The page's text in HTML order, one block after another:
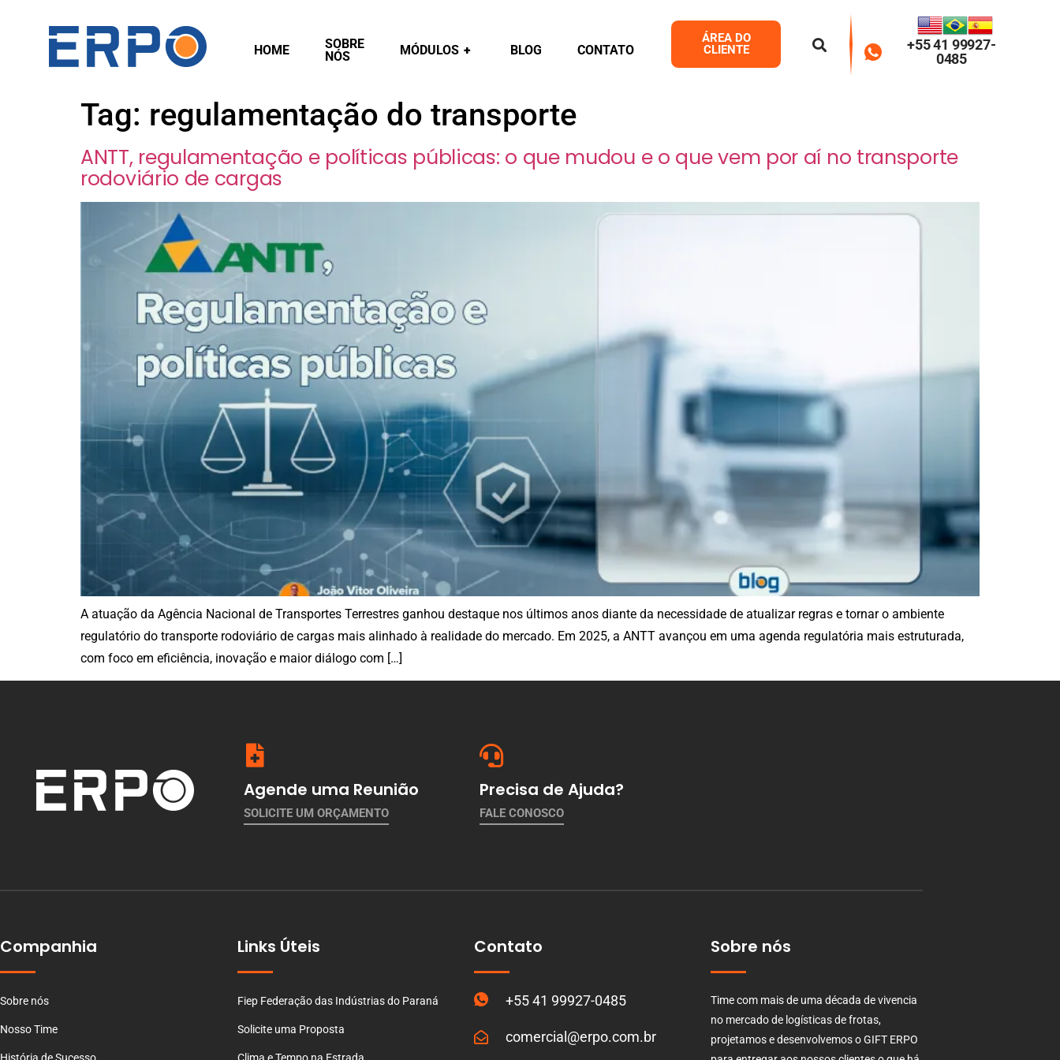
HOME
SOBRE
NÓS
MÓDULOS + BLOG CONTATO
ÁREA DO
CLIENTE
+55 41 99927-
0485
Tag: regulamentação do transporte
ANTT, regulamentação e políticas públicas: o que mudou e o que vem por aí no transporte
rodoviário de cargas
A atuação da Agência Nacional de Transportes Terrestres ganhou destaque nos últimos anos diante da necessidade de atualizar regras e tornar o ambiente
regulatório do transporte rodoviário de cargas mais alinhado à realidade do mercado. Em 2025, a ANTT avançou em uma agenda regulatória mais estruturada,
com foco em eficiência, inovação e maior diálogo com […]
Agende uma Reunião
SOLICITE UM ORÇAMENTO
Precisa de Ajuda?
FALE CONOSCO
Companhia
Sobre nós
Nosso Time
Links Úteis
Fiep Federação das Indústrias do Paraná
Solicite uma Proposta
Contato
+55 41 99927-0485
comercial@erpo.com.br
Sobre nós
Time com mais de uma década de vivencia
no mercado de logísticas de frotas,
projetamos e desenvolvemos o GIFT ERPO